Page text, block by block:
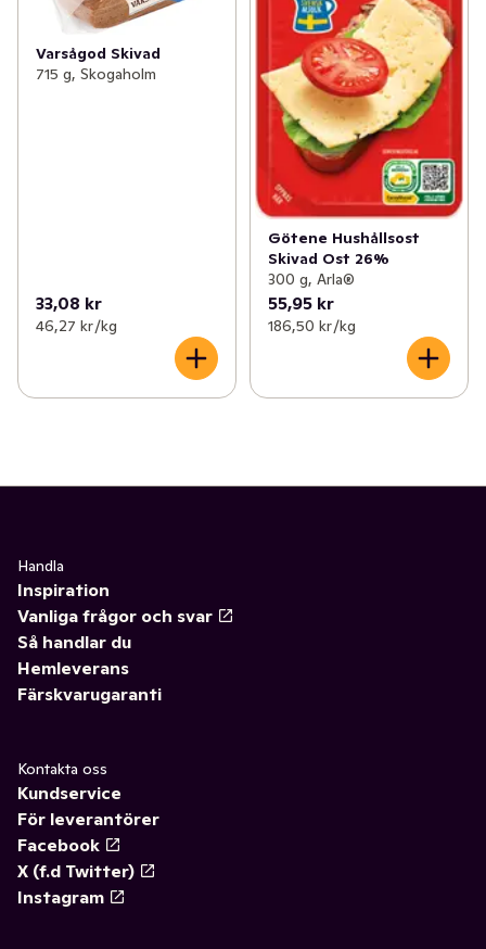
Varsågod Skivad
715 g, Skogaholm
33,08 kr
46,27 kr /kg
Götene Hushållsost
Skivad Ost 26%
300 g, Arla®
55,95 kr
186,50 kr /kg
Handla
Inspiration
Vanliga frågor och svar
Så handlar du
Hemleverans
Färskvarugaranti
Kontakta oss
Kundservice
För leverantörer
Facebook
X (f.d Twitter)
Instagram